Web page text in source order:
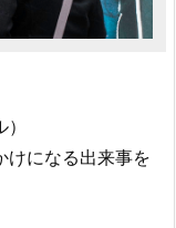
けになる出来事を